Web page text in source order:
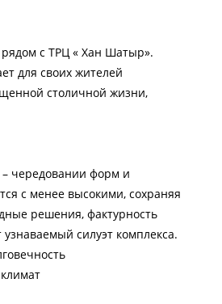
рядом с ТРЦ « Хан Шатыр».
для своих жителей
столичной жизни,
– чередовании форм и
с менее высокими, сохраняя
решения, фактурность
силуэт комплекса.